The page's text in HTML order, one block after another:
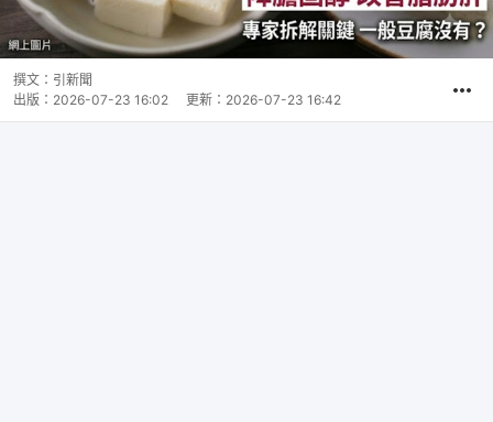
撰文： 引新聞
出版： 2026-07-23 16:02 更新： 2026-07-23 16:42